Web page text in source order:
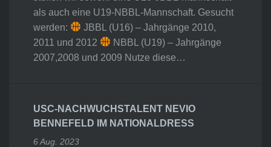
als auch eine U19-NBBL-Mannschaft. Gesucht
werden:
JBBL (U16) – Jahrgänge 2010,
2011 und 2012
NBBL (U19) – Jahrgänge
2007,2008 und 2009 Nutze diese…
USC-NACHWUCHSTALENT NEVIO
BENNEFELD IM NATIONALDRESS
6 Aug. 2023